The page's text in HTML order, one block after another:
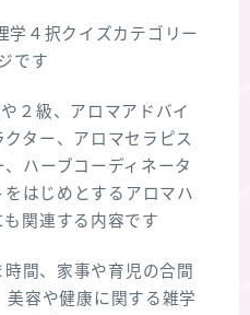
４択クイズ (kindle出
学４択クイズカテゴリー
です
２級、アロマアドバイ
ター、アロマセラピス
ハーブコーディネータ
はじめとするアロマハ
関連する内容です
間、家事や育児の合間
美容や健康に関する雑学